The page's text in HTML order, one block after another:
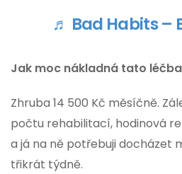
♬ Bad Habits –
Jak moc nákladná tato
Zhruba 14 500 Kč měsíčně.
počtu rehabilitací, hodinová
a já na ně potřebuji docházet
třikrát týdně.